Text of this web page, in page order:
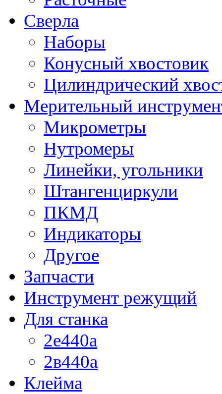
Сверла
Наборы
Конусный хвостовик
Цилиндрический
Мерительный
Микрометры
Нутромеры
Линейки, угольники
Штангенциркули
ПКМД
Индикаторы
Другое
Запчасти
Инструмент режущий
Для станка
2е440а
2в440а
Клейма